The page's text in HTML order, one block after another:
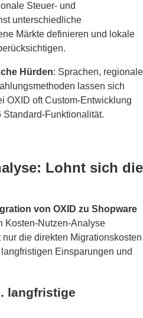
Steuer- und
unterschiedliche
Märkte definieren und lokale
Hürden: Sprachen, regionale
lassen sich
OXID oft Custom-Entwicklung
Funktionalität.
Lohnt sich die
von OXID zu Shopware
Kosten-Nutzen-Analyse
die direkten Migrationskosten
Einsparungen und
langfristige